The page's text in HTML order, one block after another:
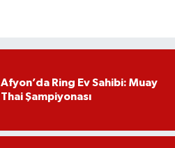
Afyon’da Ring Ev Sahibi: Muay
Thai Şampiyonası